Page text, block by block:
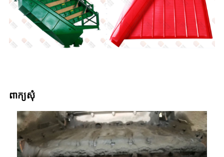
ពាក្យសុំ